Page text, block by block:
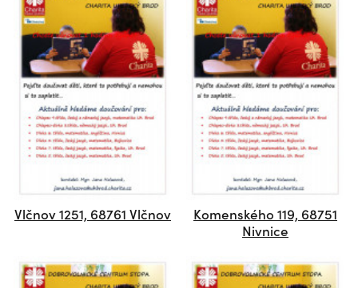
Vlčnov 1251, 68761 Vlčnov
Komenského 119, 68751
Nivnice